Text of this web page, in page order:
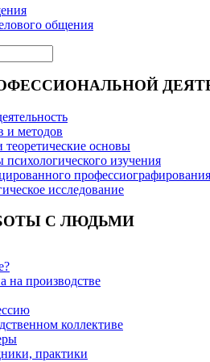
общения
и методов
основы
изучения
профессиографирования
исследование
С ЛЮДЬМИ
производстве
коллективе
практики